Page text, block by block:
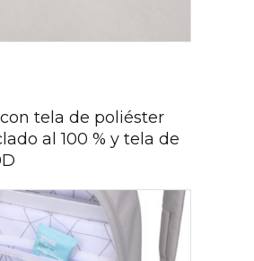
tela de poliéster
al 100 % y tela de